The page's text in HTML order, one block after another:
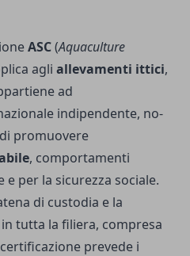
ASC(Aquaculture
agli allevamenti ittici,
ad
indipendente, no-
promuovere
, comportamenti
per la sicurezza sociale.
di custodia e la
tutta la filiera, compresa
prevede i